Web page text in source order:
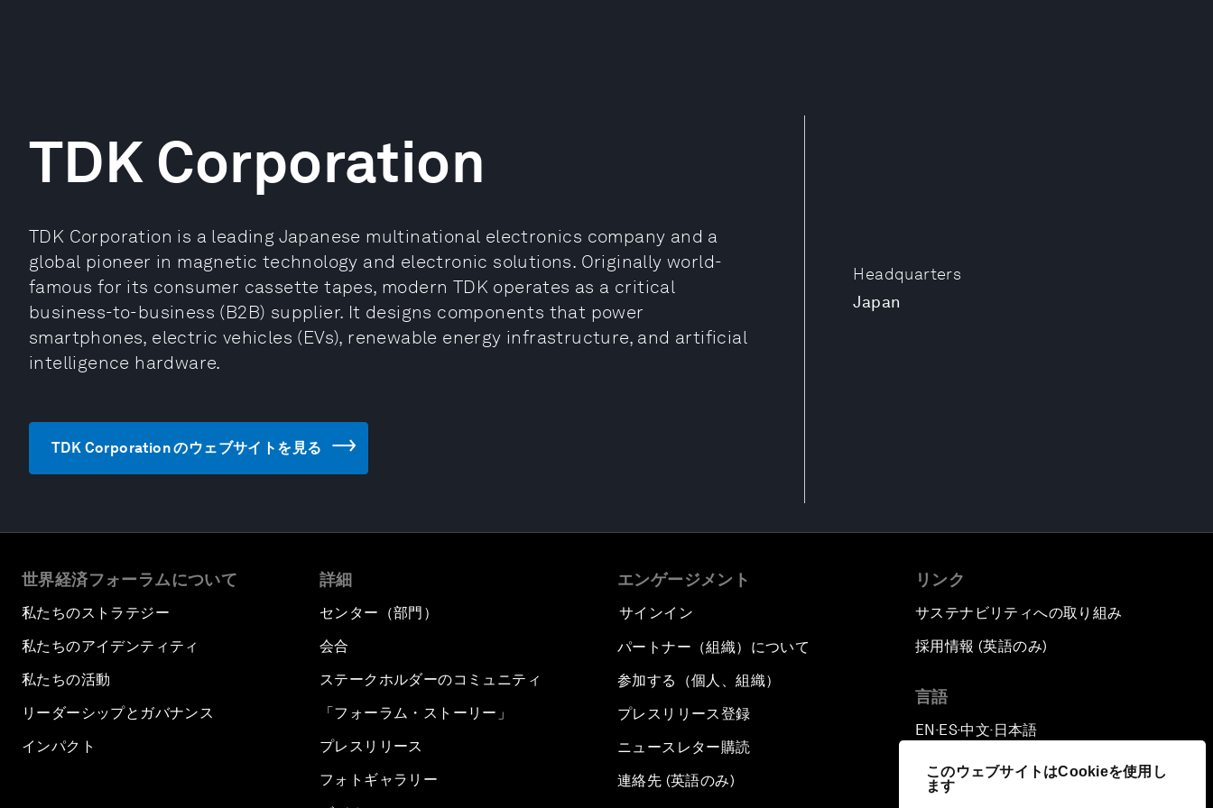
このウェブサイトはCookieを使用し
ます
Headquarters
Japan
TDK Corporation
TDK Corporation is a leading Japanese multinational electronics company and a
global pioneer in magnetic technology and electronic solutions. Originally world-
famous for its consumer cassette tapes, modern TDK operates as a critical
business-to-business (B2B) supplier. It designs components that power
smartphones, electric vehicles (EVs), renewable energy infrastructure, and artificial
intelligence hardware.
TDK Corporation のウェブサイトを見る
世界経済フォーラムについて
私たちのストラテジー
私たちのアイデンティティ
私たちの活動
リーダーシップとガバナンス
インパクト
詳細
センター（部門）
会合
ステークホルダーのコミュニティ
「フォーラム・ストーリー」
プレスリリース
フォトギャラリー
エンゲージメント
サインイン
パートナー（組織）について
参加する（個人、組織）
プレスリリース登録
ニュースレター購読
連絡先 (英語のみ)
リンク
サステナビリティへの取り組み
採用情報 (英語のみ)
言語
EN ▪ES▪中文▪ 日本語